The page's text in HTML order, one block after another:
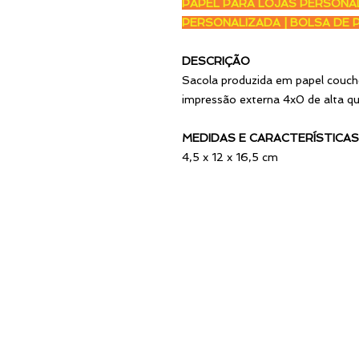
PAPEL PARA LOJAS
PERSONALIZADA | BOLSA DE
DESCRIÇÃO
Sacola produzida em papel
impressão externa 4x0 de alta
MEDIDAS E
4,5 x 12 x 16,5 cm